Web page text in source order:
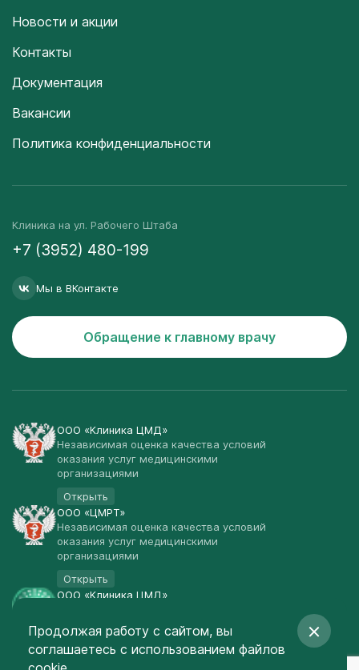
Новости и акции
Контакты
Документация
Вакансии
Политика конфиденциальности
Клиника на ул. Рабочего Штаба
+7 (3952) 480-199
Мы в ВКонтакте
Обращение к главному врачу
ООО «Клиника ЦМД»
Независимая оценка качества условий
оказания услуг медицинскими
организациями
Открыть
ООО «ЦМРТ»
Независимая оценка качества условий
оказания услуг медицинскими
организациями
Открыть
ООО «Клиника ЦМД»
Открыть
© Клиника ЦМД 2003-2026
Продолжая работу с сайтом, вы
соглашаетесь с использованием файлов